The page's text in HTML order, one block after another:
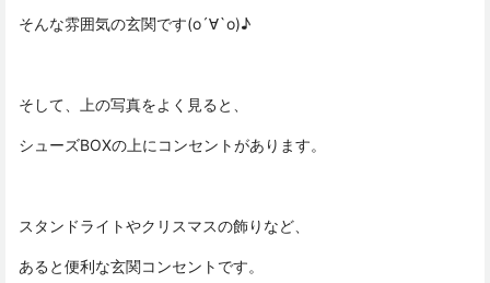
そんな雰囲気の玄関です(о´∀`о)♪
そして、上の写真をよく見ると、
シューズBOXの上にコンセントがあります。
スタンドライトやクリスマスの飾りなど、
あると便利な玄関コンセントです。